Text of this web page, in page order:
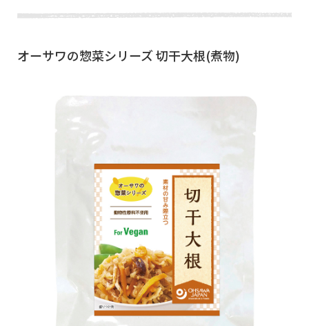
オーサワの惣菜シリーズ 切干大根(煮物)